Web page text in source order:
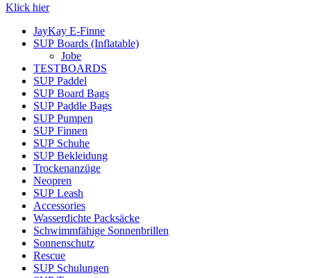
Klick hier
JayKay E-Finne
SUP Boards (Inflatable)
Jobe
TESTBOARDS
SUP Paddel
SUP Board Bags
SUP Paddle Bags
SUP Pumpen
SUP Finnen
SUP Schuhe
SUP Bekleidung
Trockenanzüge
Neopren
SUP Leash
Accessories
Wasserdichte Packsäcke
Schwimmfähige Sonnenbrillen
Sonnenschutz
Rescue
SUP Schulungen